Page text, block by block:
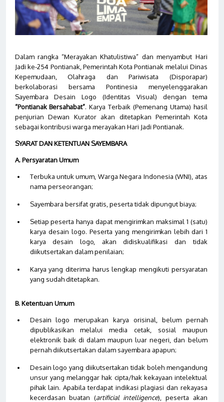
Dalam rangka “Merayakan Khatulistiwa” dan menyambut Hari
Jadi ke-254 Pontianak, Pemerintah Kota Pontianak melalui Dinas
Kepemudaan, Olahraga dan Pariwisata (Disporapar)
berkolaborasi bersama Pontinesia menyelenggarakan
Sayembara Desain Logo (Identitas Visual) dengan tema
“Pontianak Bersahabat”. Karya Terbaik (Pemenang Utama) hasil
penjurian Dewan Kurator akan ditetapkan Pemerintah Kota
sebagai kontribusi warga merayakan Hari Jadi Pontianak.
SYARAT DAN KETENTUAN SAYEMBARA
A. Persyaratan Umum
Terbuka untuk umum, Warga Negara Indonesia (WNI), atas
nama perseorangan;
Sayembara bersifat gratis, peserta tidak dipungut biaya;
Setiap peserta hanya dapat mengirimkan maksimal 1 (satu)
karya desain logo. Peserta yang mengirimkan lebih dari 1
karya desain logo, akan didiskualifikasi dan tidak
diikutsertakan dalam penilaian;
Karya yang diterima harus lengkap mengikuti persyaratan
yang sudah ditetapkan.
B. Ketentuan Umum
Desain logo merupakan karya orisinal, belum pernah
dipublikasikan melalui media cetak, sosial maupun
elektronik baik di dalam maupun luar negeri, dan belum
pernah diikutsertakan dalam sayembara apapun;
Desain logo yang diikutsertakan tidak boleh mengandung
unsur yang melanggar hak cipta/hak kekayaan intelektual
pihak lain. Apabila terdapat indikasi plagiasi dan rekayasa
kecerdasan buatan (artificial intelligence), peserta akan